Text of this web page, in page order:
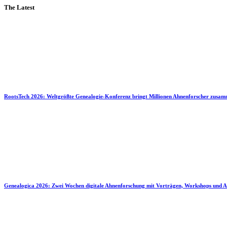
The Latest
RootsTech 2026: Weltgrößte Genealogie-Konferenz bringt Millionen Ahnenforscher
Genealogica 2026: Zwei Wochen digitale Ahnenforschung mit Vorträgen, Workshops und